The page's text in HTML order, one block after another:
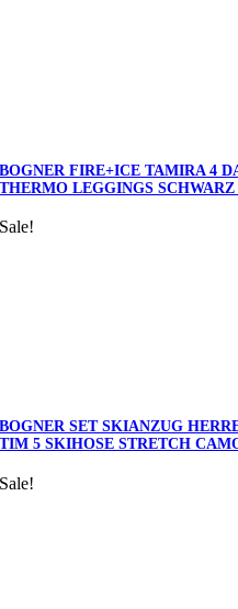
BOGNER FIRE+ICE TAMIRA 4
THERMO LEGGINGS SCHWARZ
Sale!
BOGNER SET SKIANZUG
TIM 5 SKIHOSE STRETCH
Sale!